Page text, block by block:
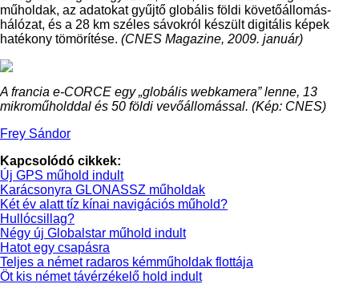
műholdak, az adatokat gyűjtő globális földi követőállomás-
hálózat, és a 28 km széles sávokról készült digitális képek
hatékony tömörítése. (CNES Magazine, 2009. január)
A francia e-CORCE egy „globális webkamera” lenne, 13
mikroműholddal és 50 földi vevőállomással. (Kép: CNES)
Frey Sándor
Kapcsolódó cikkek:
Új GPS műhold indult
Karácsonyra GLONASSZ műholdak
Két év alatt tíz kínai navigációs műhold?
Hullócsillag?
Négy új Globalstar műhold indult
Hatot egy csapásra
Teljes a német radaros kémműholdak flottája
Öt kis német távérzékelő hold indult